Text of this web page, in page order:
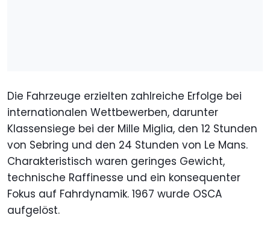
Die Fahrzeuge erzielten zahlreiche Erfolge bei
internationalen Wettbewerben, darunter
Klassensiege bei der Mille Miglia, den 12 Stunden
von Sebring und den 24 Stunden von Le Mans.
Charakteristisch waren geringes Gewicht,
technische Raffinesse und ein konsequenter
Fokus auf Fahrdynamik. 1967 wurde OSCA
aufgelöst.